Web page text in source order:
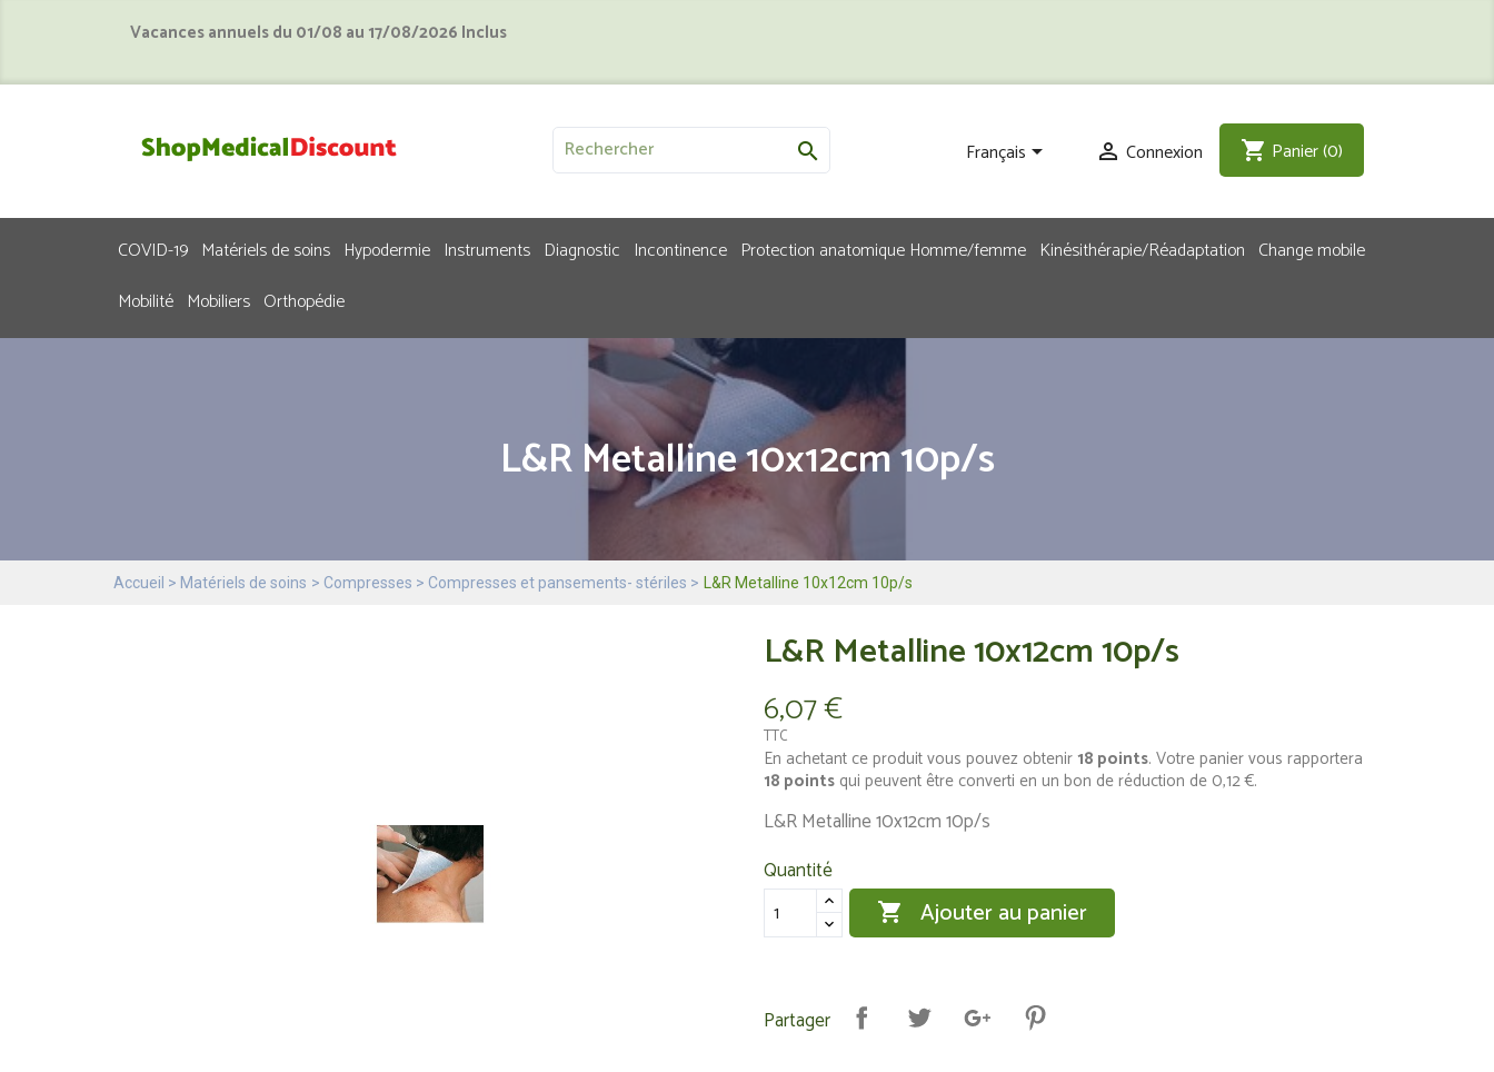
Vacances annuels du 01/08 au 17/08/2026 Inclus
 Français  Connexion shopping_cart Panier(0)
COVID-19 Matériels de soins Hypodermie Instruments Diagnostic Incontinence Protection anatomique Homme/femme Kinésithérapie/Réadaptation Change mobile
Mobilité Mobiliers Orthopédie
L&R Metalline 10x12cm 10p/s
Accueil Matériels de soins Compresses Compresses et pansements- stériles L&R Metalline 10x12cm 10p/s
L&R Metalline 10x12cm 10p/s
6,07 €
TTC
En achetant ce produit vous pouvez obtenir18 points. Votre panier vous rapportera
18 points qui peuvent être converti en un bon de réduction de 0,12 €.
L&R Metalline 10x12cm 10p/s
Quantité
 Ajouter au panier
Partager